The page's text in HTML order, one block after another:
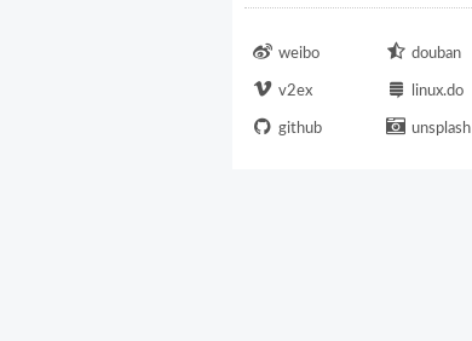
weibo douban
v2ex linux.do
github unsplash